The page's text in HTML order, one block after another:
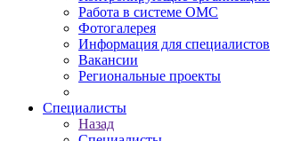
Работа в системе ОМС
Фотогалерея
Информация для специалистов
Вакансии
Региональные проекты
Специалисты
Назад